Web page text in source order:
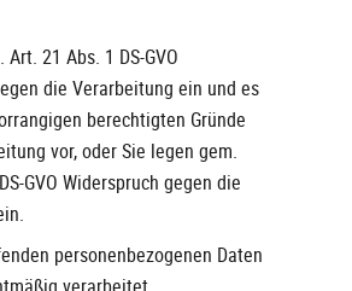
21 Abs. 1 DS-GVO
die Verarbeitung ein und es
berechtigten Gründe
vor, oder Sie legen gem.
GVO Widerspruch gegen die
personenbezogenen Daten